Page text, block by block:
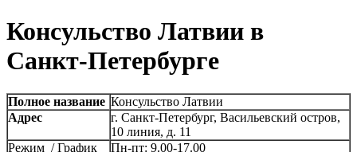
Консульство Латвии в
Санкт-Петербурге
Полное название Консульство Латвии
Адрес
г. Санкт-Петербург, Васильевский остров,
10 линия, д. 11
Режим / График
Пн-пт: 9.00-17.00